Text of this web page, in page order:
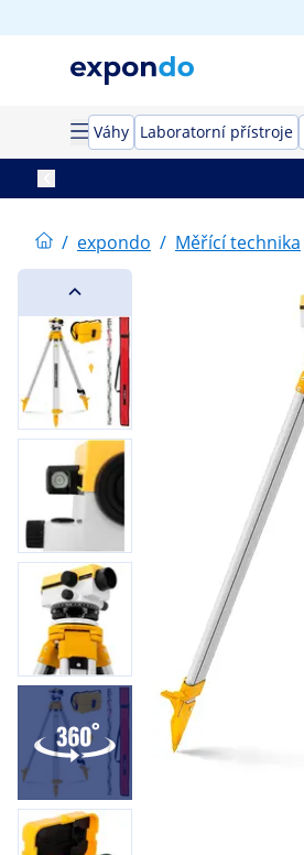
Váhy Laboratorní přístroje
/ expondo / Měřící technika